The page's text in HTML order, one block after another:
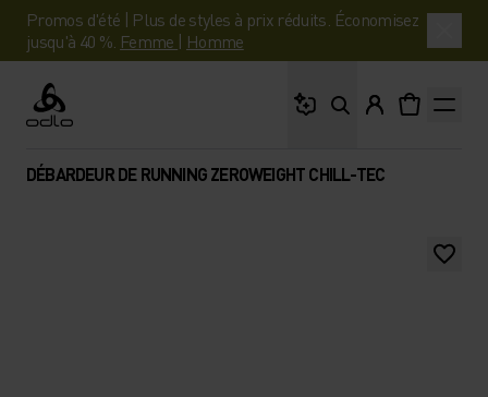
Promos d'été | Plus de styles à prix réduits. Économisez
jusqu'à 40 %. Femme | Homme
Odlo
DÉBARDEUR DE RUNNING ZEROWEIGHT CHILL-TEC